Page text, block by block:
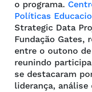
o programa.
Políticas
Strategic Data
Fundação Gates,
entre o outono
reunindo
se destacaram
liderança, análise